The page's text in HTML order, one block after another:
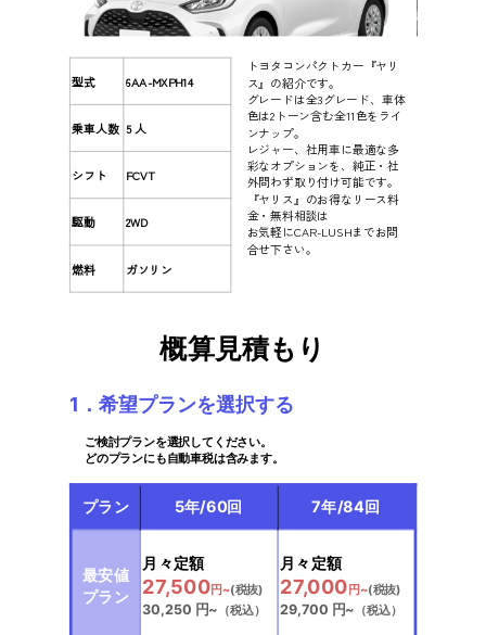
型式 6AA-MXPH14
乗車人数 5 人
シフト FCVT
駆動 2WD
燃料 ガソリン
トヨタコンパクトカー『ヤリ
ス』の紹介です。
グレードは全3グレード、車体
色は2トーン含む全11色をライ
ンナップ。
レジャー、社用車に最適な多
彩なオプションを、純正・社
外問わず取り付け可能です。
『ヤリス』のお得なリース料
金・無料相談は
お気軽にCAR-LUSHまでお問
合せ下さい。
概算見積もり
1．希望プランを選択する
ご検討プランを選択してください。
どのプランにも自動車税は含みます。
プラン 5年/60回 7年/84回
最安値
プラン
月々定額
27,500円~(税抜)
30,250 円~ （税込）
月々定額
27,000円~(税抜)
29,700 円~ （税込）